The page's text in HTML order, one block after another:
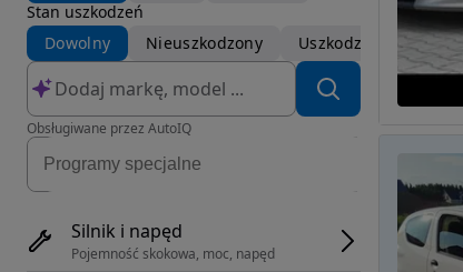
Stan uszkodzeń
Dowolny
Nieuszkodzony Uszkodzony
Obsługiwane przez AutoIQ
Silnik i napęd
Pojemność skokowa, moc, napęd